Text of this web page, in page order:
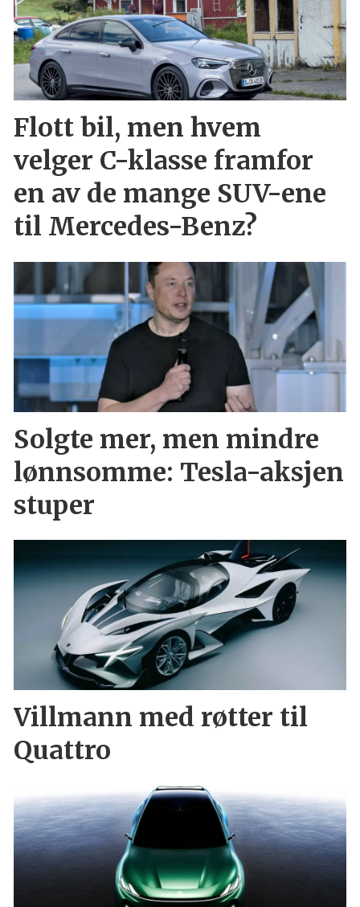
Flott bil, men hvem
velger C-klasse framfor
en av de mange SUV-ene
til Mercedes-Benz?
Solgte mer, men mindre
lønnsomme: Tesla-aksjen
stuper
Villmann med røtter til
Quattro